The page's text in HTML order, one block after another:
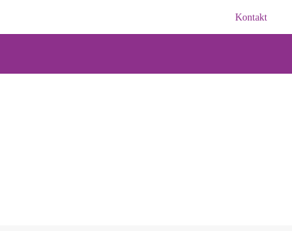
Kontakt